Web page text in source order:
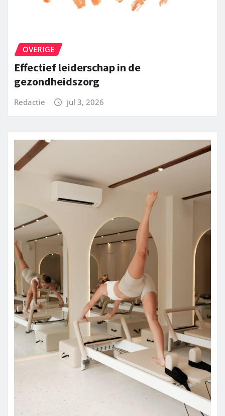
OVERIGE
Effectief leiderschap in de
gezondheidszorg
Redactie jul 3, 2026